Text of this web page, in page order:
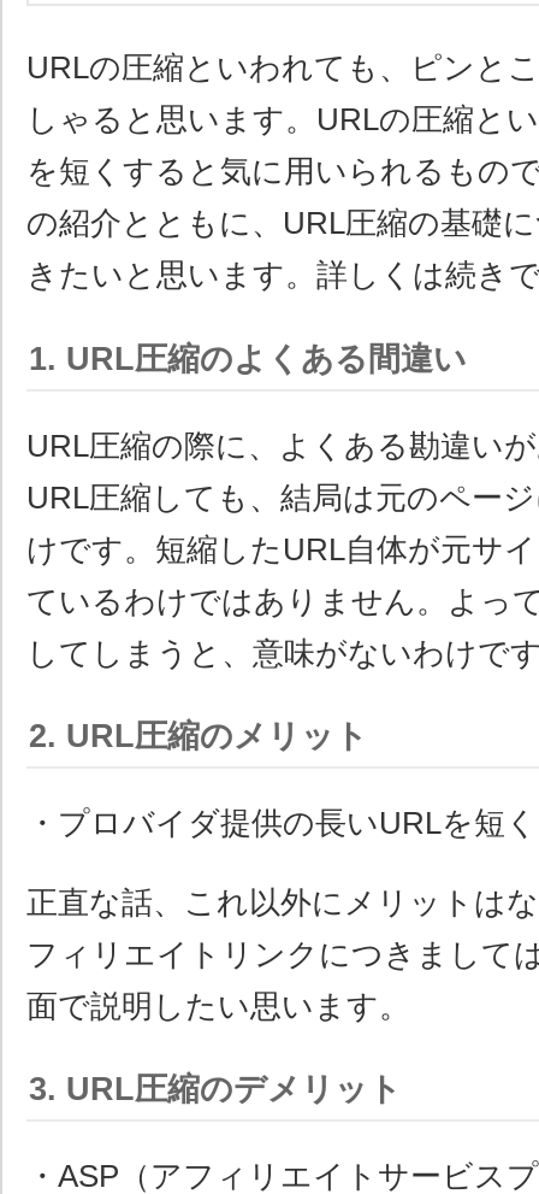
URLの圧縮といわれても、ピンと
しゃると思います。URLの圧縮と
を短くすると気に用いられるもの
の紹介とともに、URL圧縮の基礎
きたいと思います。詳しくは続き
1. URL圧縮のよくある間違い
URL圧縮の際に、よくある勘違い
URL圧縮しても、結局は元のペー
けです。短縮したURL自体が元サ
ているわけではありません。よっ
してしまうと、意味がないわけで
2. URL圧縮のメリット
・プロバイダ提供の長いURLを短
正直な話、これ以外にメリットは
フィリエイトリンクにつきまして
面で説明したい思います。
3. URL圧縮のデメリット
・ASP（アフィリエイトサービス